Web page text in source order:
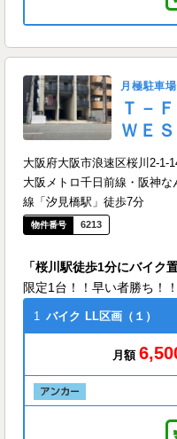
月極駐車場
Ｔ－
ＷＥＳ
大阪府大阪市浪速区桜川2-1-
大阪メトロ千日前線・阪神
線「汐見橋駅」徒歩7分
6213
「桜川駅徒歩1分にバイク
限定1台！！早い者勝ち！！
1 バイク LL区画（１）
月額